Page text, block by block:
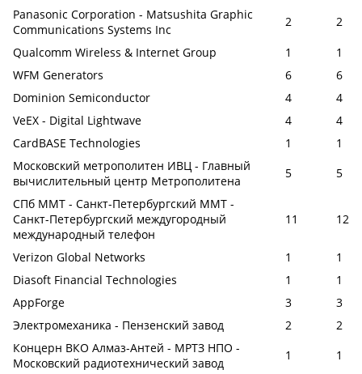
Panasonic Corporation - Matsushita Graphic
Communications Systems Inc
2
2
Qualcomm Wireless & Internet Group
1
1
WFM Generators
6
6
Dominion Semiconductor
4
4
VeEX - Digital Lightwave
4
4
CardBASE Technologies
1
1
Московский метрополитен ИВЦ - Главный
вычислительный центр Метрополитена
5
5
СПб ММТ - Санкт-Петербургский ММТ -
Санкт-Петербургский междугородный
международный телефон
11 12
Verizon Global Networks 1
1
Diasoft Financial Technologies
1
1
AppForge
3
3
Электромеханика - Пензенский завод
2
2
Концерн ВКО Алмаз-Антей - МРТЗ НПО -
Московский радиотехнический завод
1
1